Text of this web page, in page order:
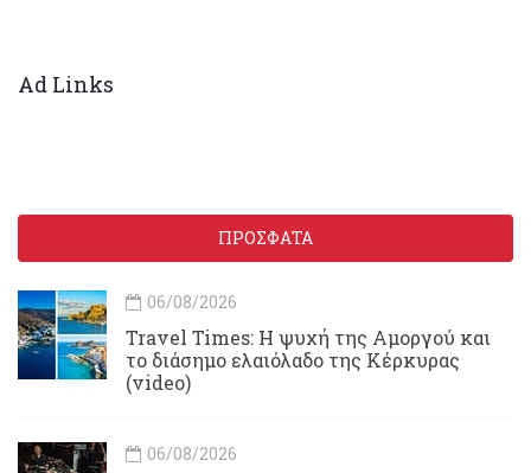
Ad Links
ΠΡΟΣΦΑΤΑ
06/08/2026
Travel Times: H ψυχή της Αμοργού και
το διάσημο ελαιόλαδο της Κέρκυρας
(video)
06/08/2026